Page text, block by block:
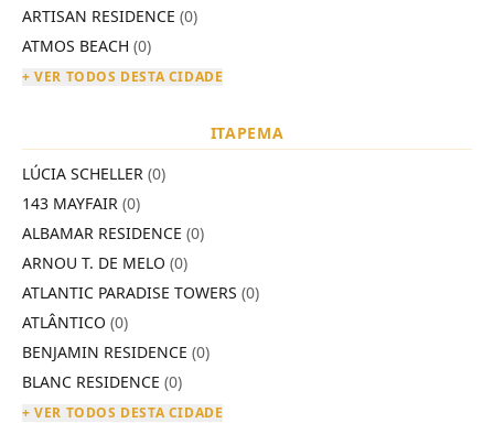
ARTISAN RESIDENCE (0)
ATMOS BEACH (0)
+ VER TODOS DESTA CIDADE
ITAPEMA
LÚCIA SCHELLER (0)
143 MAYFAIR (0)
ALBAMAR RESIDENCE (0)
ARNOU T. DE MELO (0)
ATLANTIC PARADISE TOWERS (0)
ATLÂNTICO (0)
BENJAMIN RESIDENCE (0)
BLANC RESIDENCE (0)
+ VER TODOS DESTA CIDADE